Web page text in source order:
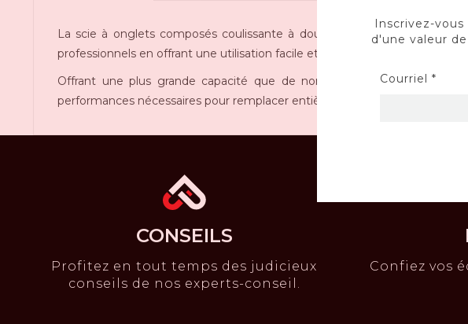
La scie à onglets composés coulissante à double biseau M18 FUEL™
professionnels en offrant une utilisation facile et des coupes précises et
Offrant une plus grande capacité que de nombreuses scies à
performances nécessaires pour remplacer entièrement les scies à onglets
CONSEILS
Profitez en tout temps des judicieux
conseils de nos experts-conseil.
Confiez vos
Inscrivez-
d'une valeur
Courriel *